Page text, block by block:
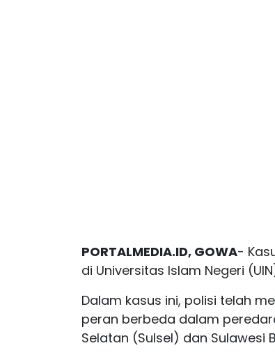
PORTALMEDIA.ID, GOWA-
di Universitas Islam Negeri
Dalam kasus ini, polisi telah
peran berbeda dalam
Selatan (Sulsel) dan Sulawesi